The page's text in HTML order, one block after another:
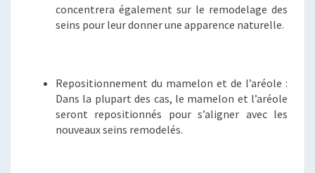
concentrera également sur le remodelage des
seins pour leur donner une apparence naturelle.
Repositionnement du mamelon et de l’aréole :
Dans la plupart des cas, le mamelon et l’aréole
seront repositionnés pour s’aligner avec les
nouveaux seins remodelés.